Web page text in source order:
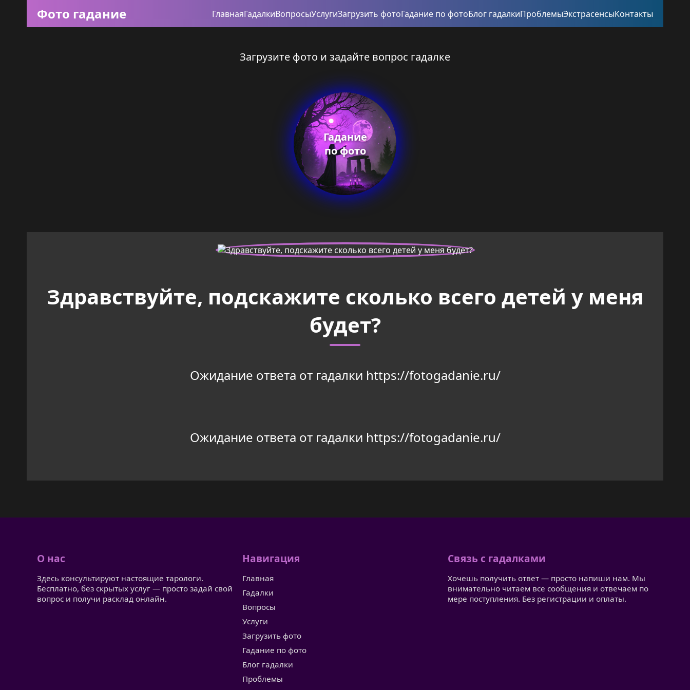
Фото гадание ГлавнаяГадалкиВопросыУслугиЗагрузить фотоГадание по фотоБлог гадалкиПроблемыЭкстрасенсыКонтакты
Загрузите фото и задайте вопрос гадалке
Гадание
по фото
Здравствуйте, подскажите сколько всего детей у меня
будет?
Ожидание ответа от гадалки https://fotogadanie.ru/
Ожидание ответа от гадалки https://fotogadanie.ru/
О нас
Здесь консультируют настоящие тарологи.
Бесплатно, без скрытых услуг — просто задай свой
вопрос и получи расклад онлайн.
Навигация
Главная
Гадалки
Вопросы
Услуги
Загрузить фото
Гадание по фото
Блог гадалки
Проблемы
Связь с гадалками
Хочешь получить ответ — просто напиши нам. Мы
внимательно читаем все сообщения и отвечаем по
мере поступления. Без регистрации и оплаты.